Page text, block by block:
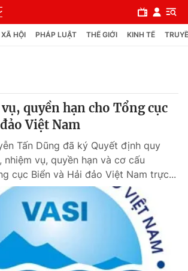
XÃ HỘI PHÁP LUẬT THẾ GIỚI KINH TẾ
quyền hạn cho Tổng cục
Việt Nam
Tấn Dũng đã ký Quyết định quy
nhiệm vụ, quyền hạn và cơ cấu
cục Biển và Hải đảo Việt Nam trực...